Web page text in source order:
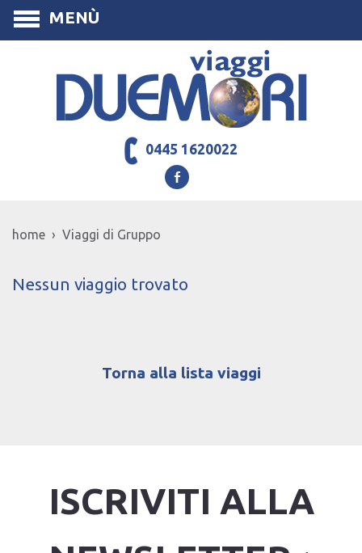
MENÙ
0445 1620022
home › Viaggi di Gruppo
Nessun viaggio trovato
Torna alla lista viaggi
ISCRIVITI ALLA